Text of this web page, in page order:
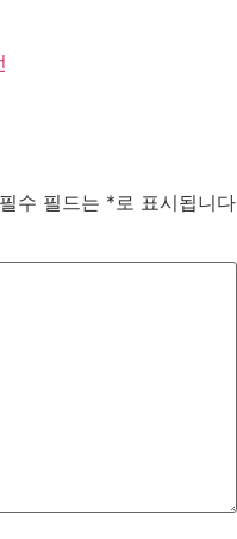
필수 필드는 * 로 표시됩니다